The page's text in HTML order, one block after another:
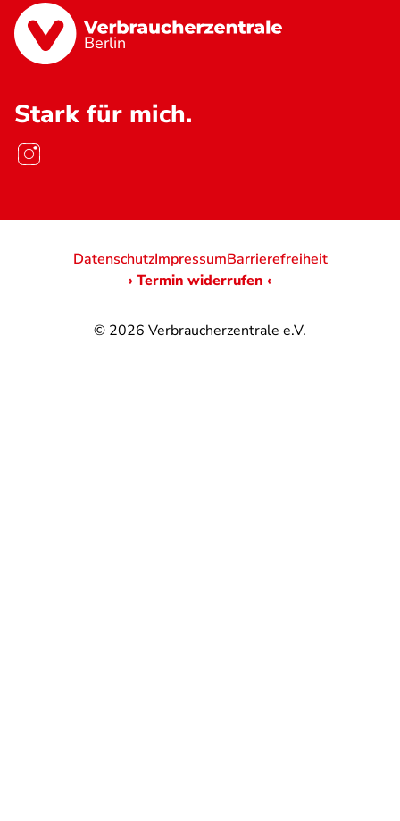
Berlin
Stark für mich.
© 2026 Verbraucherzentrale e.V.
DatenschutzImpressumBarrierefreiheit
› Termin widerrufen ‹